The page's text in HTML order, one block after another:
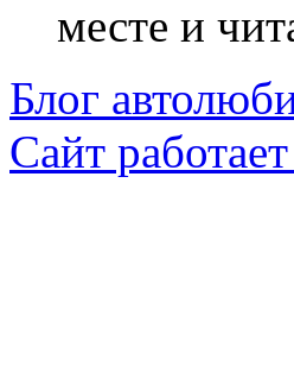
месте и
Блог
Сайт